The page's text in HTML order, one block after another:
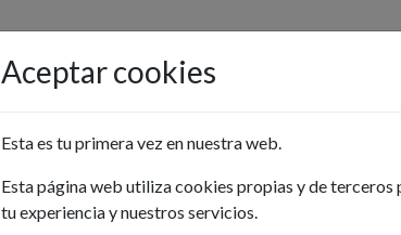
Buscar
Aceptar cookies
Esta es tu primera vez en nuestra web.
Esta página web utiliza cookies propias y de terceros
tu experiencia y nuestros servicios.